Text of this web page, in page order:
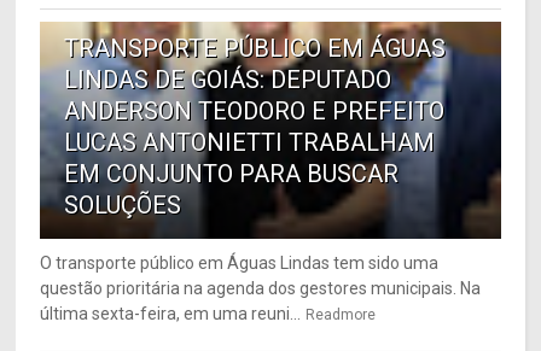
6
TRANSPORTE PÚBLICO EM ÁGUAS
LINDAS DE GOIÁS: DEPUTADO
ANDERSON TEODORO E PREFEITO
LUCAS ANTONIETTI TRABALHAM
EM CONJUNTO PARA BUSCAR
SOLUÇÕES
O transporte público em Águas Lindas tem sido uma
questão prioritária na agenda dos gestores municipais. Na
última sexta-feira, em uma reuni... Readmore